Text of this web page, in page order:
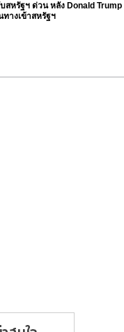
สหรัฐฯ ด่วน หลัง Donald Trump
ทางเข้าสหรัฐฯ